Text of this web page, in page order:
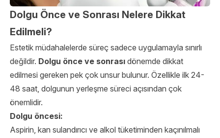
Dolgu Önce ve Sonrası Nelere Dikkat
Edilmeli?
Estetik müdahalelerde süreç sadece uygulamayla sınırlı
değildir. Dolgu önce ve sonrası dönemde dikkat
edilmesi gereken pek çok unsur bulunur. Özellikle ilk 24-
48 saat, dolgunun yerleşme süreci açısından çok
önemlidir.
Dolgu öncesi:
Aspirin, kan sulandırıcı ve alkol tüketiminden kaçınılmalı